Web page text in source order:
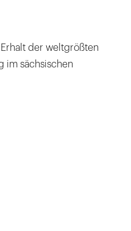
der weltgrößten
im sächsischen